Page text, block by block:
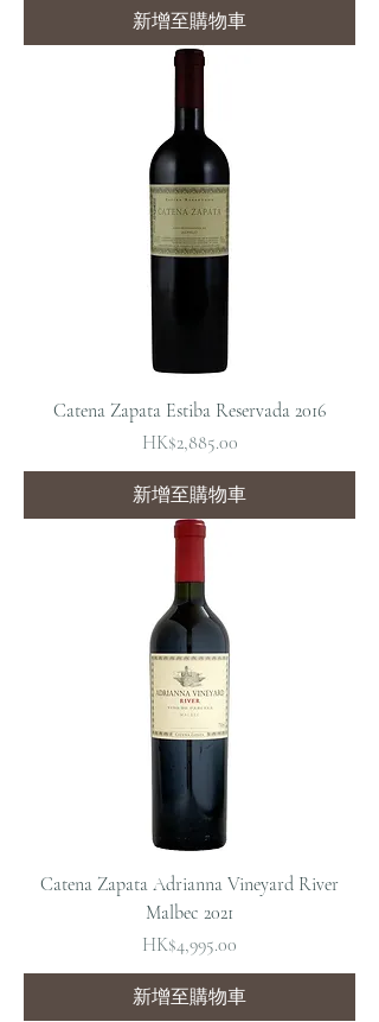
新增至購物車
Catena Zapata Estiba Reservada 2016
價格
HK$2,885.00
新增至購物車
Catena Zapata Adrianna Vineyard River
Malbec 2021
價格
HK$4,995.00
新增至購物車